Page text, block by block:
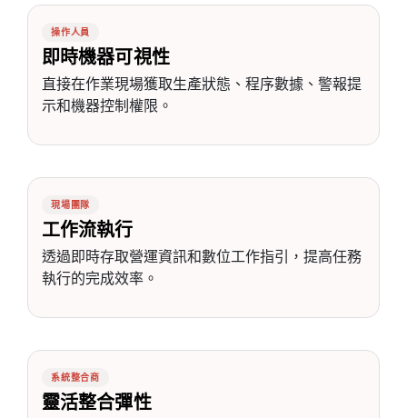
操作人員
即時機器可視性
直接在作業現場獲取生產狀態、程序數據、警報提
示和機器控制權限。
現場團隊
工作流執行
透過即時存取營運資訊和數位工作指引，提高任務
執行的完成效率。
系統整合商
靈活整合彈性